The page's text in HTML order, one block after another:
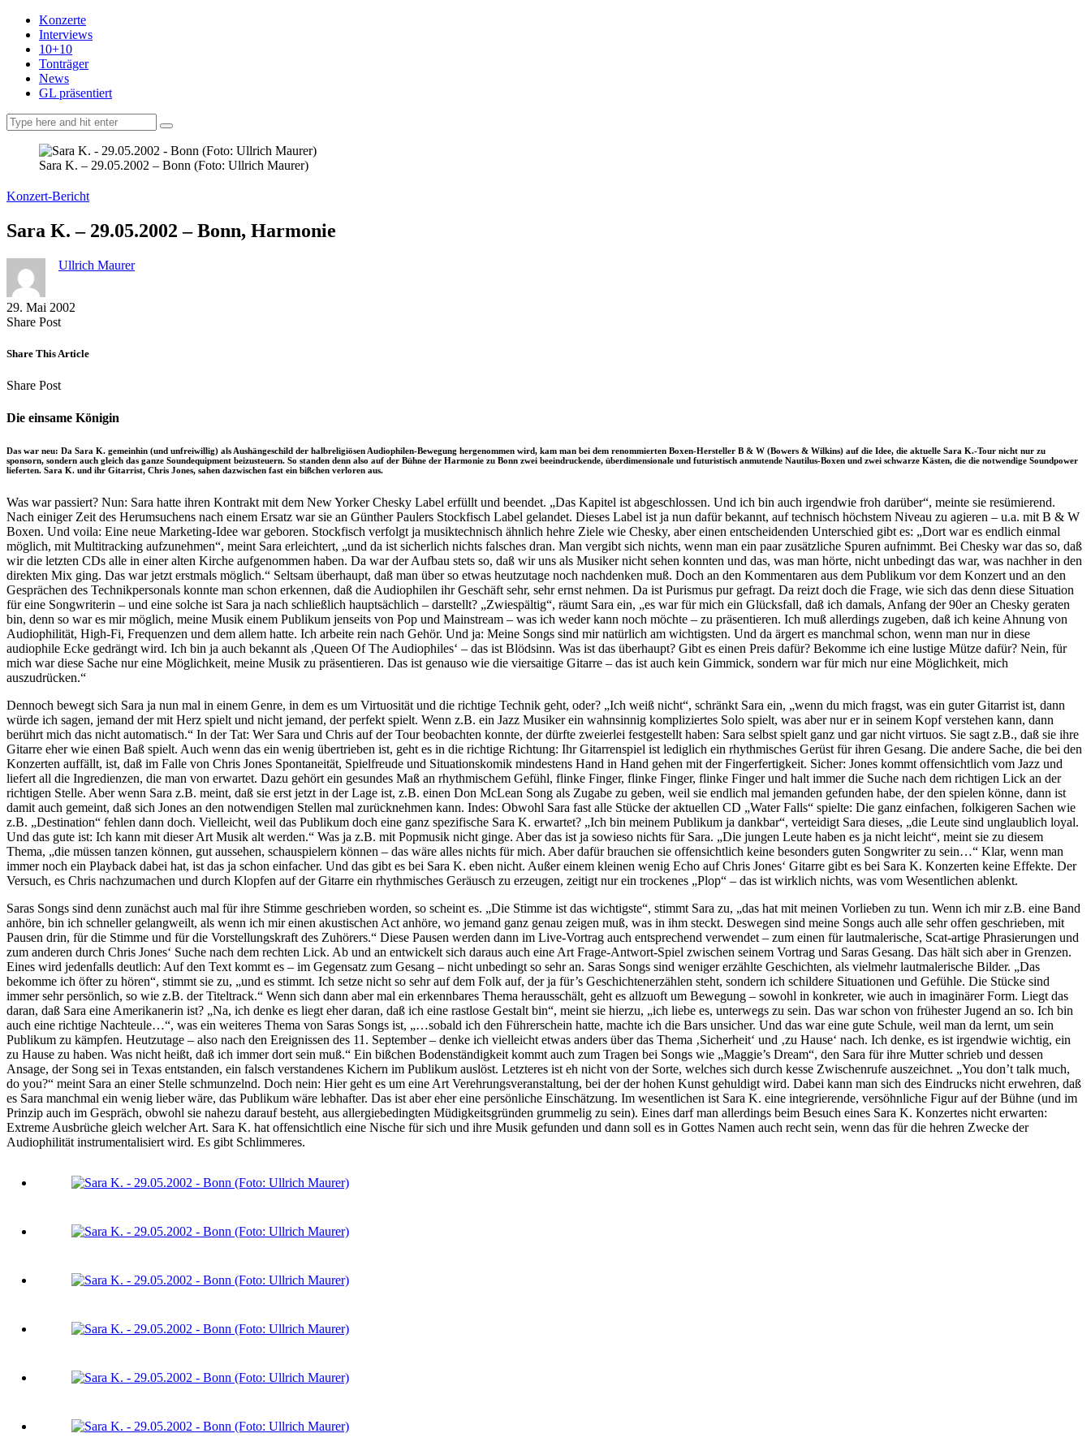
Konzerte
Interviews
10+10
Tonträger
News
GL präsentiert
Sara K. – 29.05.2002 – Bonn (Foto: Ullrich Maurer)
Konzert-Bericht
Sara K. – 29.05.2002 – Bonn, Harmonie
Ullrich Maurer
29. Mai 2002
Share PostShare
Facebook
Copy
to
Send
via
Share This Article
Share PostShare
Facebook
Copy
to
clipboard
Send
via
Die einsame Königin
Das war neu: Da Sara K. gemeinhin (und unfreiwillig) als Aushängeschild der halbreligiösen Audiophilen-Bewegung hergenommen wird, kam man bei dem renommierten Boxen-Hersteller B & W (Bowers & Wilkins) auf die Idee, die aktuelle Sara K.-Tour nicht nur zu
sponsorn, sondern auch gleich das ganze Soundequipment beizusteuern. So standen denn also auf der Bühne der Harmonie zu Bonn zwei beeindruckende, überdimensionale und futuristisch anmutende Nautilus-Boxen und zwei schwarze Kästen, die die notwendige Soundpower
lieferten. Sara K. und ihr Gitarrist, Chris Jones, sahen dazwischen fast ein bißchen verloren aus.
Was war passiert? Nun: Sara hatte ihren Kontrakt mit dem New Yorker Chesky Label erfüllt und beendet. „Das Kapitel ist abgeschlossen. Und ich bin auch irgendwie froh darüber“, meinte sie resümierend.
Nach einiger Zeit des Herumsuchens nach einem Ersatz war sie an Günther Paulers Stockfisch Label gelandet. Dieses Label ist ja nun dafür bekannt, auf technisch höchstem Niveau zu agieren – u.a. mit B & W
Boxen. Und voila: Eine neue Marketing-Idee war geboren. Stockfisch verfolgt ja musiktechnisch ähnlich hehre Ziele wie Chesky, aber einen entscheidenden Unterschied gibt es: „Dort war es endlich einmal
möglich, mit Multitracking aufzunehmen“, meint Sara erleichtert, „und da ist sicherlich nichts falsches dran. Man vergibt sich nichts, wenn man ein paar zusätzliche Spuren aufnimmt. Bei Chesky war das so, daß
wir die letzten CDs alle in einer alten Kirche aufgenommen haben. Da war der Aufbau stets so, daß wir uns als Musiker nicht sehen konnten und das, was man hörte, nicht unbedingt das war, was nachher in den
direkten Mix ging. Das war jetzt erstmals möglich.“ Seltsam überhaupt, daß man über so etwas heutzutage noch nachdenken muß. Doch an den Kommentaren aus dem Publikum vor dem Konzert und an den
Gesprächen des Technikpersonals konnte man schon erkennen, daß die Audiophilen ihr Geschäft sehr, sehr ernst nehmen. Da ist Purismus pur gefragt. Da reizt doch die Frage, wie sich das denn diese Situation
für eine Songwriterin – und eine solche ist Sara ja nach schließlich hauptsächlich – darstellt? „Zwiespältig“, räumt Sara ein, „es war für mich ein Glücksfall, daß ich damals, Anfang der 90er an Chesky geraten
bin, denn so war es mir möglich, meine Musik einem Publikum jenseits von Pop und Mainstream – was ich weder kann noch möchte – zu präsentieren. Ich muß allerdings zugeben, daß ich keine Ahnung von
Audiophilität, High-Fi, Frequenzen und dem allem hatte. Ich arbeite rein nach Gehör. Und ja: Meine Songs sind mir natürlich am wichtigsten. Und da ärgert es manchmal schon, wenn man nur in diese
audiophile Ecke gedrängt wird. Ich bin ja auch bekannt als ‚Queen Of The Audiophiles‘ – das ist Blödsinn. Was ist das überhaupt? Gibt es einen Preis dafür? Bekomme ich eine lustige Mütze dafür? Nein, für
mich war diese Sache nur eine Möglichkeit, meine Musik zu präsentieren. Das ist genauso wie die viersaitige Gitarre – das ist auch kein Gimmick, sondern war für mich nur eine Möglichkeit, mich
auszudrücken.“
Dennoch bewegt sich Sara ja nun mal in einem Genre, in dem es um Virtuosität und die richtige Technik geht, oder? „Ich weiß nicht“, schränkt Sara ein, „wenn du mich fragst, was ein guter Gitarrist ist, dann
würde ich sagen, jemand der mit Herz spielt und nicht jemand, der perfekt spielt. Wenn z.B. ein Jazz Musiker ein wahnsinnig kompliziertes Solo spielt, was aber nur er in seinem Kopf verstehen kann, dann
berührt mich das nicht automatisch.“ In der Tat: Wer Sara und Chris auf der Tour beobachten konnte, der dürfte zweierlei festgestellt haben: Sara selbst spielt ganz und gar nicht virtuos. Sie sagt z.B., daß sie ihre
Gitarre eher wie einen Baß spielt. Auch wenn das ein wenig übertrieben ist, geht es in die richtige Richtung: Ihr Gitarrenspiel ist lediglich ein rhythmisches Gerüst für ihren Gesang. Die andere Sache, die bei den
Konzerten auffällt, ist, daß im Falle von Chris Jones Spontaneität, Spielfreude und Situationskomik mindestens Hand in Hand gehen mit der Fingerfertigkeit. Sicher: Jones kommt offensichtlich vom Jazz und
liefert all die Ingredienzen, die man von erwartet. Dazu gehört ein gesundes Maß an rhythmischem Gefühl, flinke Finger, flinke Finger, flinke Finger und halt immer die Suche nach dem richtigen Lick an der
richtigen Stelle. Aber wenn Sara z.B. meint, daß sie erst jetzt in der Lage ist, z.B. einen Don McLean Song als Zugabe zu geben, weil sie endlich mal jemanden gefunden habe, der den spielen könne, dann ist
damit auch gemeint, daß sich Jones an den notwendigen Stellen mal zurücknehmen kann. Indes: Obwohl Sara fast alle Stücke der aktuellen CD „Water Falls“ spielte: Die ganz einfachen, folkigeren Sachen wie
z.B. „Destination“ fehlen dann doch. Vielleicht, weil das Publikum doch eine ganz spezifische Sara K. erwartet? „Ich bin meinem Publikum ja dankbar“, verteidigt Sara dieses, „die Leute sind unglaublich loyal.
Und das gute ist: Ich kann mit dieser Art Musik alt werden.“ Was ja z.B. mit Popmusik nicht ginge. Aber das ist ja sowieso nichts für Sara. „Die jungen Leute haben es ja nicht leicht“, meint sie zu diesem
Thema, „die müssen tanzen können, gut aussehen, schauspielern können – das wäre alles nichts für mich. Aber dafür brauchen sie offensichtlich keine besonders guten Songwriter zu sein…“ Klar, wenn man
immer noch ein Playback dabei hat, ist das ja schon einfacher. Und das gibt es bei Sara K. eben nicht. Außer einem kleinen wenig Echo auf Chris Jones‘ Gitarre gibt es bei Sara K. Konzerten keine Effekte. Der
Versuch, es Chris nachzumachen und durch Klopfen auf der Gitarre ein rhythmisches Geräusch zu erzeugen, zeitigt nur ein trockenes „Plop“ – das ist wirklich nichts, was vom Wesentlichen ablenkt.
Saras Songs sind denn zunächst auch mal für ihre Stimme geschrieben worden, so scheint es. „Die Stimme ist das wichtigste“, stimmt Sara zu, „das hat mit meinen Vorlieben zu tun. Wenn ich mir z.B. eine Band
anhöre, bin ich schneller gelangweilt, als wenn ich mir einen akustischen Act anhöre, wo jemand ganz genau zeigen muß, was in ihm steckt. Deswegen sind meine Songs auch alle sehr offen geschrieben, mit
Pausen drin, für die Stimme und für die Vorstellungskraft des Zuhörers.“ Diese Pausen werden dann im Live-Vortrag auch entsprechend verwendet – zum einen für lautmalerische, Scat-artige Phrasierungen und
zum anderen durch Chris Jones‘ Suche nach dem rechten Lick. Ab und an entwickelt sich daraus auch eine Art Frage-Antwort-Spiel zwischen seinem Vortrag und Saras Gesang. Das hält sich aber in Grenzen.
Eines wird jedenfalls deutlich: Auf den Text kommt es – im Gegensatz zum Gesang – nicht unbedingt so sehr an. Saras Songs sind weniger erzählte Geschichten, als vielmehr lautmalerische Bilder. „Das
bekomme ich öfter zu hören“, stimmt sie zu, „und es stimmt. Ich setze nicht so sehr auf dem Folk auf, der ja für’s Geschichtenerzählen steht, sondern ich schildere Situationen und Gefühle. Die Stücke sind
immer sehr persönlich, so wie z.B. der Titeltrack.“ Wenn sich dann aber mal ein erkennbares Thema herausschält, geht es allzuoft um Bewegung – sowohl in konkreter, wie auch in imaginärer Form. Liegt das
daran, daß Sara eine Amerikanerin ist? „Na, ich denke es liegt eher daran, daß ich eine rastlose Gestalt bin“, meint sie hierzu, „ich liebe es, unterwegs zu sein. Das war schon von frühester Jugend an so. Ich bin
auch eine richtige Nachteule…“, was ein weiteres Thema von Saras Songs ist, „…sobald ich den Führerschein hatte, machte ich die Bars unsicher. Und das war eine gute Schule, weil man da lernt, um sein
Publikum zu kämpfen. Heutzutage – also nach den Ereignissen des 11. September – denke ich vielleicht etwas anders über das Thema ‚Sicherheit‘ und ‚zu Hause‘ nach. Ich denke, es ist irgendwie wichtig, ein
zu Hause zu haben. Was nicht heißt, daß ich immer dort sein muß.“ Ein bißchen Bodenständigkeit kommt auch zum Tragen bei Songs wie „Maggie’s Dream“, den Sara für ihre Mutter schrieb und dessen
Ansage, der Song sei in Texas entstanden, ein falsch verstandenes Kichern im Publikum auslöst. Letzteres ist eh nicht von der Sorte, welches sich durch kesse Zwischenrufe auszeichnet. „You don’t talk much,
do you?“ meint Sara an einer Stelle schmunzelnd. Doch nein: Hier geht es um eine Art Verehrungsveranstaltung, bei der der hohen Kunst gehuldigt wird. Dabei kann man sich des Eindrucks nicht erwehren, daß
es Sara manchmal ein wenig lieber wäre, das Publikum wäre lebhafter. Das ist aber eher eine persönliche Einschätzung. Im wesentlichen ist Sara K. eine integrierende, versöhnliche Figur auf der Bühne (und im
Prinzip auch im Gespräch, obwohl sie nahezu darauf besteht, aus allergiebedingten Müdigkeitsgründen grummelig zu sein). Eines darf man allerdings beim Besuch eines Sara K. Konzertes nicht erwarten:
Extreme Ausbrüche gleich welcher Art. Sara K. hat offensichtlich eine Nische für sich und ihre Musik gefunden und dann soll es in Gottes Namen auch recht sein, wenn das für die hehren Zwecke der
Audiophilität instrumentalisiert wird. Es gibt Schlimmeres.